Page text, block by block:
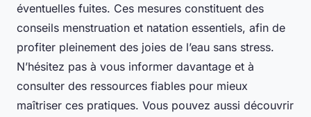
éventuelles fuites. Ces mesures constituent des
conseils menstruation et natation essentiels, afin de
profiter pleinement des joies de l’eau sans stress.
N’hésitez pas à vous informer davantage et à
consulter des ressources fiables pour mieux
maîtriser ces pratiques. Vous pouvez aussi découvrir